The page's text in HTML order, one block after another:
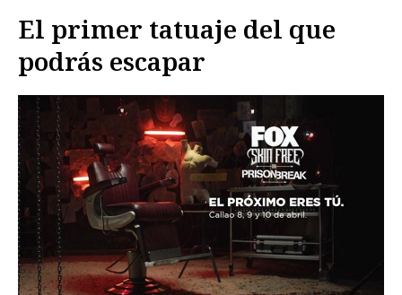
El primer tatuaje del que
podrás escapar